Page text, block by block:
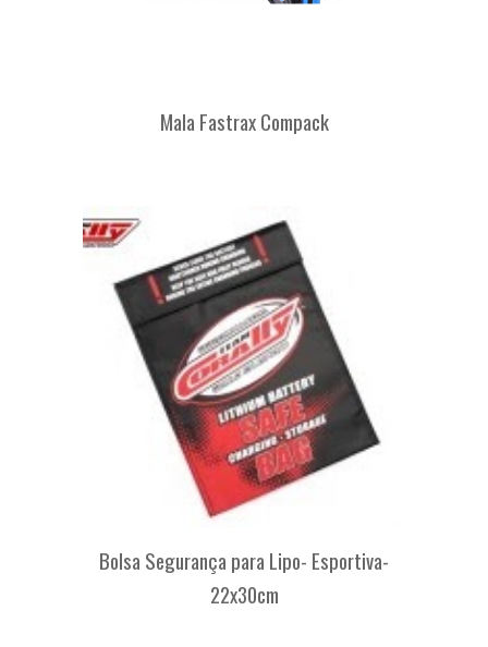
Mala Fastrax Compack
Bolsa Segurança para Lipo- Esportiva-
22x30cm